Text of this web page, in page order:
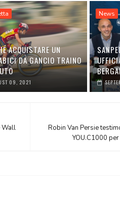
ACQUISTARE UN
DA GANCIO TRAINO
09, 2021
News
Robin Van Persie
YOU.C1000
Wall